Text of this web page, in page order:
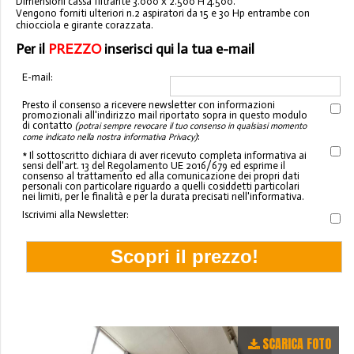
Vengono forniti ulteriori n.2 aspiratori da 15 e 30 Hp entrambe con
chiocciola e girante corazzata.
Per il PREZZOinserisci qui la tua e-mail
E-mail:
Presto il consenso a ricevere newsletter con informazioni
promozionali all'indirizzo mail riportato sopra in questo modulo
di contatto (potrai sempre revocare il tuo consenso in qualsiasi momento
come indicato nella nostra informativa Privacy):
* Il sottoscritto dichiara di aver ricevuto completa informativa ai
sensi dell'art. 13 del Regolamento UE 2016/679 ed esprime il
consenso al trattamento ed alla comunicazione dei propri dati
personali con particolare riguardo a quelli cosiddetti particolari
nei limiti, per le finalità e per la durata precisati nell'informativa.
Iscrivimi alla Newsletter:
SCARICA FOTO